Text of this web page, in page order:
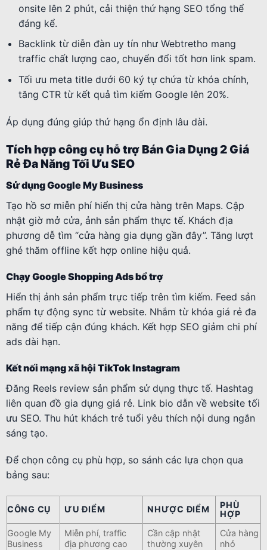
onsite lên 2 phút, cải thiện thứ hạng SEO tổng thể
đáng kể.
Backlink từ diễn đàn uy tín như Webtretho mang
traffic chất lượng cao, chuyển đổi tốt hơn link spam.
Tối ưu meta title dưới 60 ký tự chứa từ khóa chính,
tăng CTR từ kết quả tìm kiếm Google lên 20%.
Áp dụng đúng giúp thứ hạng ổn định lâu dài.
Tích hợp công cụ hỗ trợ Bán Gia Dụng 2 Giá
Rẻ Đa Năng Tối Ưu SEO
Sử dụng Google My Business
Tạo hồ sơ miễn phí hiển thị cửa hàng trên Maps. Cập
nhật giờ mở cửa, ảnh sản phẩm thực tế. Khách địa
phương dễ tìm “cửa hàng gia dụng gần đây”. Tăng lượt
ghé thăm offline kết hợp online hiệu quả.
Chạy Google Shopping Ads bổ trợ
Hiển thị ảnh sản phẩm trực tiếp trên tìm kiếm. Feed sản
phẩm tự động sync từ website. Nhắm từ khóa giá rẻ đa
năng để tiếp cận đúng khách. Kết hợp SEO giảm chi phí
ads dài hạn.
Kết nối mạng xã hội TikTok Instagram
Đăng Reels review sản phẩm sử dụng thực tế. Hashtag
liên quan đồ gia dụng giá rẻ. Link bio dẫn về website tối
ưu SEO. Thu hút khách trẻ tuổi yêu thích nội dung ngắn
sáng tạo.
Để chọn công cụ phù hợp, so sánh các lựa chọn qua
bảng sau:
CÔNG CỤ ƯU ĐIỂM NHƯỢC ĐIỂM
PHÙ
HỢP
Google My
Business
Miễn phí, traffic
địa phương cao
Cần cập nhật
thường xuyên
Cửa hàng
nhỏ